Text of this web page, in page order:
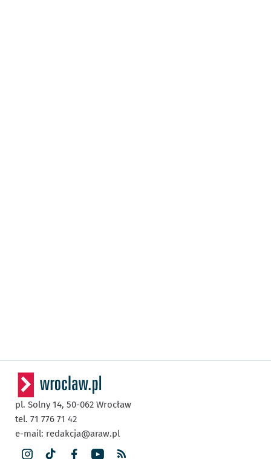
pl. Solny 14, 50-062 Wrocław
tel. 71 776 71 42
e-mail: redakcja@araw.pl